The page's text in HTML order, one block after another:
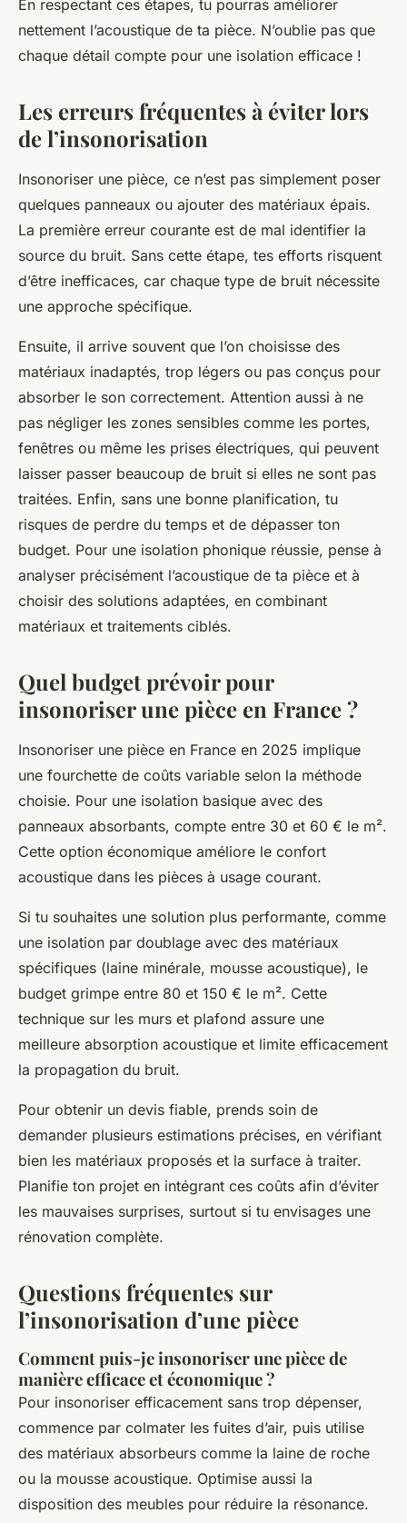
En respectant ces étapes, tu pourras améliorer
nettement l’acoustique de ta pièce. N’oublie pas que
chaque détail compte pour une isolation efficace !
Les erreurs fréquentes à éviter lors
de l’insonorisation
Insonoriser une pièce, ce n’est pas simplement poser
quelques panneaux ou ajouter des matériaux épais.
La première erreur courante est de mal identifier la
source du bruit. Sans cette étape, tes efforts risquent
d’être inefficaces, car chaque type de bruit nécessite
une approche spécifique.
Ensuite, il arrive souvent que l’on choisisse des
matériaux inadaptés, trop légers ou pas conçus pour
absorber le son correctement. Attention aussi à ne
pas négliger les zones sensibles comme les portes,
fenêtres ou même les prises électriques, qui peuvent
laisser passer beaucoup de bruit si elles ne sont pas
traitées. Enfin, sans une bonne planification, tu
risques de perdre du temps et de dépasser ton
budget. Pour une isolation phonique réussie, pense à
analyser précisément l’acoustique de ta pièce et à
choisir des solutions adaptées, en combinant
matériaux et traitements ciblés.
Quel budget prévoir pour
insonoriser une pièce en France ?
Insonoriser une pièce en France en 2025 implique
une fourchette de coûts variable selon la méthode
choisie. Pour une isolation basique avec des
panneaux absorbants, compte entre 30 et 60 € le m².
Cette option économique améliore le confort
acoustique dans les pièces à usage courant.
Si tu souhaites une solution plus performante, comme
une isolation par doublage avec des matériaux
spécifiques (laine minérale, mousse acoustique), le
budget grimpe entre 80 et 150 € le m². Cette
technique sur les murs et plafond assure une
meilleure absorption acoustique et limite efficacement
la propagation du bruit.
Pour obtenir un devis fiable, prends soin de
demander plusieurs estimations précises, en vérifiant
bien les matériaux proposés et la surface à traiter.
Planifie ton projet en intégrant ces coûts afin d’éviter
les mauvaises surprises, surtout si tu envisages une
rénovation complète.
Questions fréquentes sur
l’insonorisation d’une pièce
Comment puis-je insonoriser une pièce de
manière efficace et économique ?
Pour insonoriser efficacement sans trop dépenser,
commence par colmater les fuites d’air, puis utilise
des matériaux absorbeurs comme la laine de roche
ou la mousse acoustique. Optimise aussi la
disposition des meubles pour réduire la résonance.